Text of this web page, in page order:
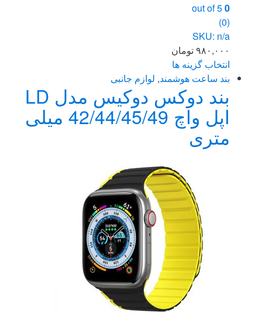
0
(0)
SKU: n/a
۹۸۰,۰۰۰تومان
انتخاب گزینه ها
این
محصول
دارای
انواع
مختلفی
می
محصول
بند ساعت هوشمند, لوازم جانبی
بند دوکس دوکیس مدل LD
اپل واچ 42/44/45/49 میلی
متری